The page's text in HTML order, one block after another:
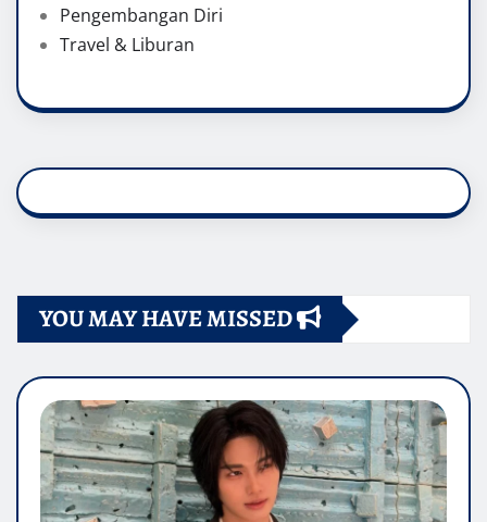
Pengembangan Diri
Travel & Liburan
YOU MAY HAVE MISSED